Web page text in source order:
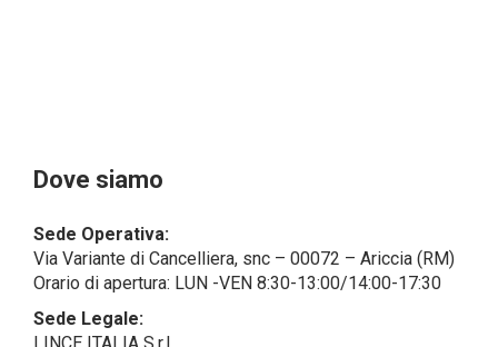
Alcuni segmenti dell’attività richiesta potrebbero
essere effettuati da LINCE ITALIA in outsourcing:
l’espletamento di alcune attività determinate a
società esterne che presentano le garanzie richieste
dal GDPR, abilitandole e a compiere
operazioni determinate per conto di LINCE ITALIA e
conformemente alle istruzioni fornite da
Dove siamo
Sede Operativa:
Via Variante di Cancelliera, snc – 00072 – Ariccia (RM)
Orario di apertura: LUN -VEN 8:30-13:00/14:00-17:30
Sede Legale:
LINCE ITALIA S.r.l.